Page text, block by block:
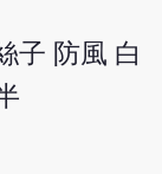
子 防風 白